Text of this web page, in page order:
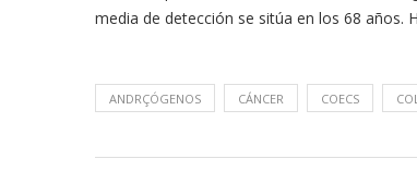
media de detección se sitúa en los 68 años.
ANDRÇÓGENOS CÁNCER COECS